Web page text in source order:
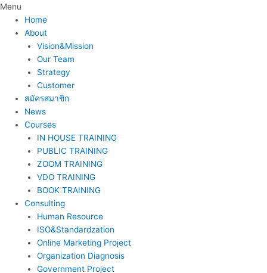
Menu
Home
About
Vision&Mission
Our Team
Strategy
Customer
สมัครสมาชิก
News
Courses
IN HOUSE TRAINING
PUBLIC TRAINING
ZOOM TRAINING
VDO TRAINING
BOOK TRAINING
Consulting
Human Resource
ISO&Standardzation
Online Marketing Project
Organization Diagnosis
Government Project